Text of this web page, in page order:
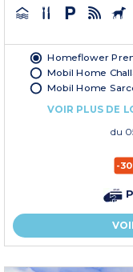
Homeflower
Mobil Home
Mobil Home
VOIR PLUS DE
du
-